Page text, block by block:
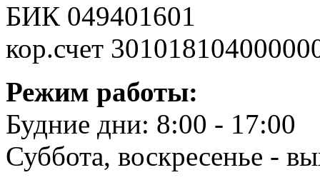
БИК 049401601
кор.счет
Режим работы:
Будние дни: 8:00 - 17:00
Суббота, воскресенье -